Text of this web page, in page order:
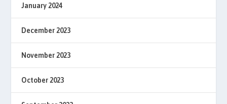
January 2024
December 2023
November 2023
October 2023